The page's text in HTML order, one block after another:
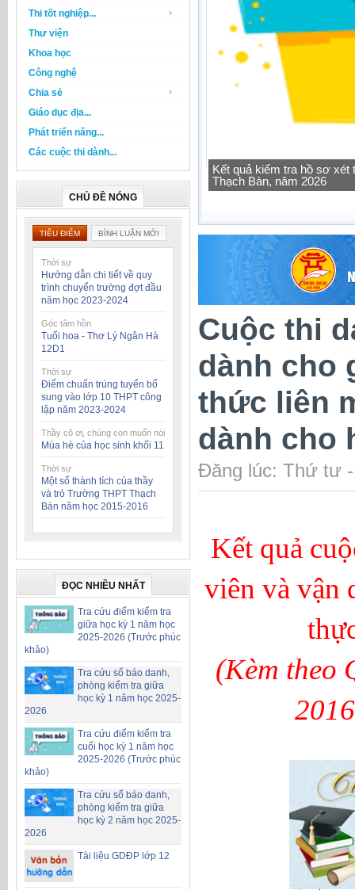
Thi tốt nghiệp...
Thư viện
Khoa học
Công nghệ
Chia sẻ
Giáo dục địa...
Phát triển năng...
Các cuộc thi dành...
CHỦ ĐỀ NÓNG
TIÊU ĐIỂM BÌNH LUẬN MỚI
Thời sự
Hướng dẫn chi tiết về quy
trình chuyển trường đợt đầu
năm học 2023-2024
Góc tâm hồn
Tuổi hoa - Thơ Lý Ngân Hà
12D1
Thời sự
Điểm chuẩn trúng tuyển bổ
sung vào lớp 10 THPT công
lập năm 2023-2024
Thầy cô ơi, chúng con muốn nói
Mùa hè của học sinh khối 11
Thời sự
Một số thành tích của thầy
và trò Trường THPT Thạch
Bàn năm học 2015-2016
ĐỌC NHIỀU NHẤT
Tra cứu điểm kiểm tra
giữa học kỳ 1 năm học
2025-2026 (Trước phúc
khảo)
Tra cứu số báo danh,
phòng kiểm tra giữa
học kỳ 1 năm học 2025-
2026
Tra cứu điểm kiểm tra
cuối học kỳ 1 năm học
2025-2026 (Trước phúc
khảo)
Tra cứu số báo danh,
phòng kiểm tra giữa
học kỳ 2 năm học 2025-
2026
Tài liệu GDĐP lớp 12
Kết quả kiểm tra hồ sơ
Thạch Bàn, năm 2026
Tra cứu thông tin lớp học
Cuộc thi
dành cho
thức liên
dành cho
Đăng lúc: Thứ tư
Kết quả
viên và vận
(Kèm theo